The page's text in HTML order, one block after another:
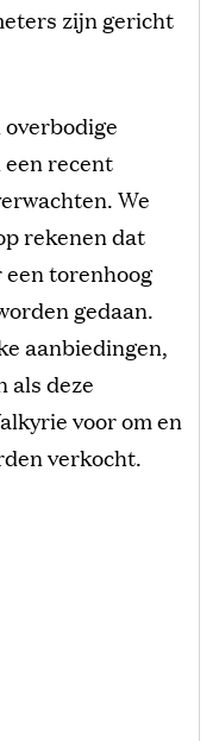
zijn gericht
een recent
We
rekenen dat
torenhoog
gedaan.
aanbiedingen,
als deze
voor om en
verkocht.